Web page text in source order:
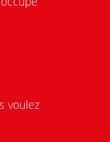
voulez